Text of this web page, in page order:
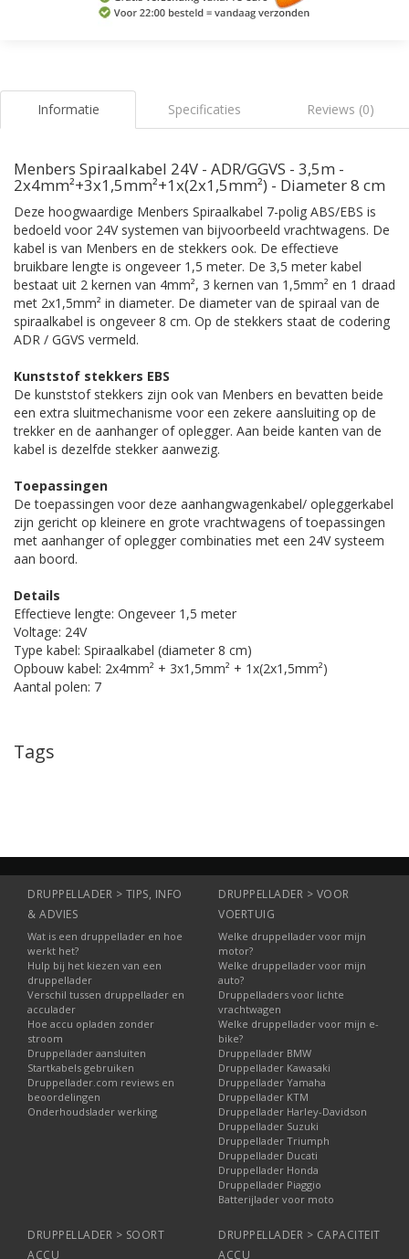
Informatie Specificaties Reviews (0)
Menbers Spiraalkabel 24V - ADR/GGVS - 3,5m -
2x4mm²+3x1,5mm²+1x(2x1,5mm²) - Diameter 8 cm
Deze hoogwaardige Menbers Spiraalkabel 7-polig ABS/EBS is
bedoeld voor 24V systemen van bijvoorbeeld vrachtwagens. De
kabel is van Menbers en de stekkers ook. De effectieve
bruikbare lengte is ongeveer 1,5 meter. De 3,5 meter kabel
bestaat uit 2 kernen van 4mm², 3 kernen van 1,5mm² en 1 draad
met 2x1,5mm² in diameter. De diameter van de spiraal van de
spiraalkabel is ongeveer 8 cm. Op de stekkers staat de codering
ADR / GGVS vermeld.
Kunststof stekkers EBS
De kunststof stekkers zijn ook van Menbers en bevatten beide
een extra sluitmechanisme voor een zekere aansluiting op de
trekker en de aanhanger of oplegger. Aan beide kanten van de
kabel is dezelfde stekker aanwezig.
Toepassingen
De toepassingen voor deze aanhangwagenkabel/ opleggerkabel
zijn gericht op kleinere en grote vrachtwagens of toepassingen
met aanhanger of oplegger combinaties met een 24V systeem
aan boord.
Details
Effectieve lengte: Ongeveer 1,5 meter
Voltage: 24V
Type kabel: Spiraalkabel (diameter 8 cm)
Opbouw kabel: 2x4mm² + 3x1,5mm² + 1x(2x1,5mm²)
Aantal polen: 7
Tags
DRUPPELLADER > TIPS, INFO
& ADVIES
Wat is een druppellader en hoe
werkt het?
Hulp bij het kiezen van een
druppellader
Verschil tussen druppellader en
acculader
Hoe accu opladen zonder
stroom
Druppellader aansluiten
Startkabels gebruiken
Druppellader.com reviews en
beoordelingen
Onderhoudslader werking
DRUPPELLADER > VOOR
VOERTUIG
Welke druppellader voor mijn
motor?
Welke druppellader voor mijn
auto?
Druppelladers voor lichte
vrachtwagen
Welke druppellader voor mijn e-
bike?
Druppellader BMW
Druppellader Kawasaki
Druppellader Yamaha
Druppellader KTM
Druppellader Harley-Davidson
Druppellader Suzuki
Druppellader Triumph
Druppellader Ducati
Druppellader Honda
Druppellader Piaggio
Batterijlader voor moto
DRUPPELLADER > SOORT
ACCU
DRUPPELLADER > CAPACITEIT
ACCU